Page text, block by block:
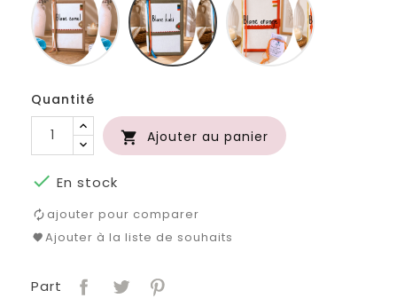
Quantité
 Ajouter au panier
 En stock
ajouter pour comparer
Ajouter à la liste de souhaits
Part